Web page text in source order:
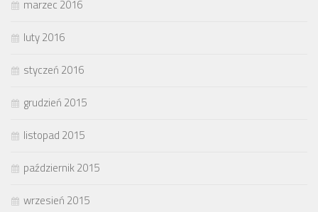
marzec 2016
luty 2016
styczeń 2016
grudzień 2015
listopad 2015
październik 2015
wrzesień 2015